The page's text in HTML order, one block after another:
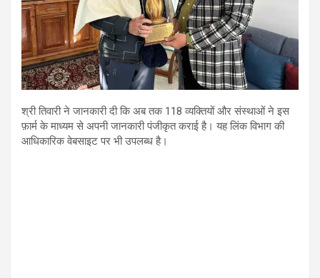
श्री तिवारी ने जानकारी दी कि अब तक 118 व्यक्तियों और संस्थाओं ने इस
फ़ार्म के माध्यम से अपनी जानकारी पंजीकृत कराई है। यह लिंक विभाग की
आधिकारिक वेबसाइट पर भी उपलब्ध है।